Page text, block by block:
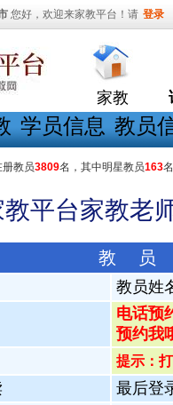
您好，欢迎来家教平台！请 登录
家教
学员信息 教员
册教员3809名，其中明星教员163
教平台家教老
教 员
教员姓
电话预
预约我
提示：
最后登